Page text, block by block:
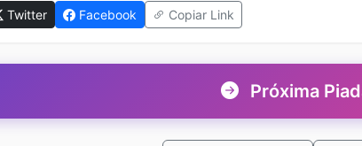
Twitter Facebook Copiar Link
Próxima